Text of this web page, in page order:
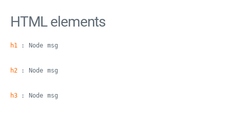
HTML elements
h1 : Node msg
h2 : Node msg
h3 : Node msg